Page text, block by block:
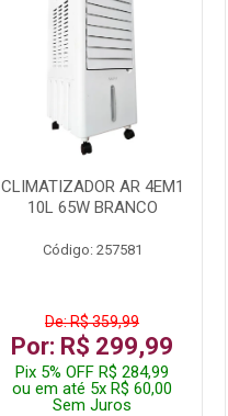
CLIMATIZADOR AR 4EM1
10L 65W BRANCO
Código: 257581
De: R$ 359,99
Por: R$ 299,99
Pix 5% OFF R$ 284,99
ou em até 5x R$ 60,00
Sem Juros